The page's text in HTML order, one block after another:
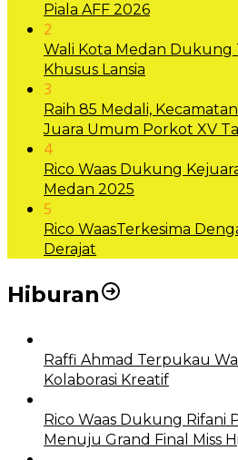
Piala AFF 2026
2
Wali Kota Medan
Khusus Lansia
3
Raih 85 Medali,
Juara Umum Porkot XV
4
Rico Waas Dukung
Medan 2025
5
Rico WaasTerkesima
Derajat
Hiburan
Raffi Ahmad Terpukau
Kolaborasi Kreatif
Rico Waas Dukung Rifani
Menuju Grand Final Miss